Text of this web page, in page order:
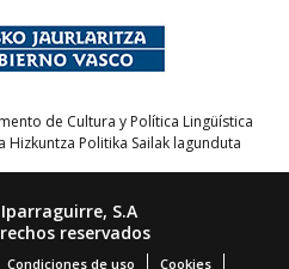
de Cultura y Política Lingüística
Hizkuntza Politika Sailak lagunduta
S.A
reservados
Condiciones de uso Cookies